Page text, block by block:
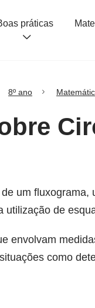
práticas
8º ano
um
utilização de
envolvam
como